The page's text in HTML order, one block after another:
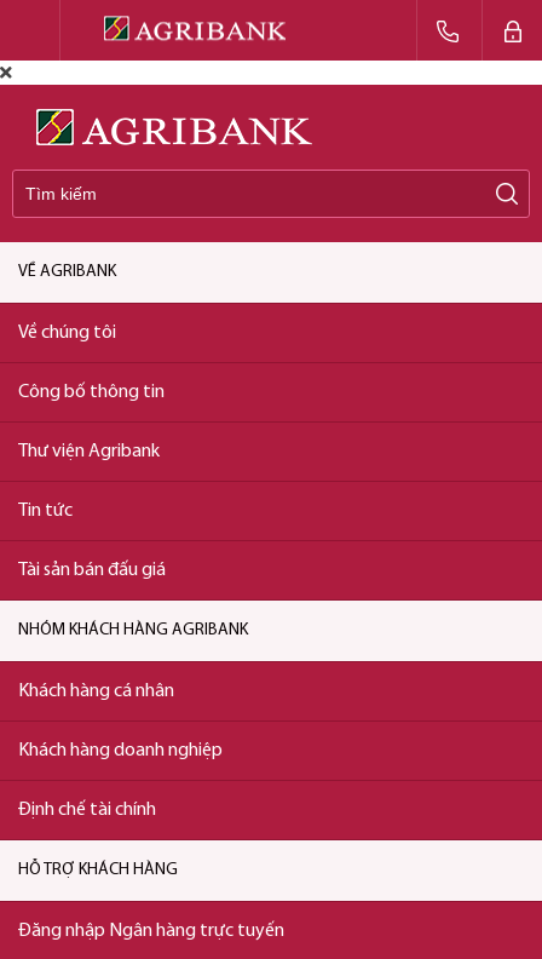
VỀ AGRIBANK
Về chúng tôi
Công bố thông tin
Thư viện Agribank
Tin tức
Tài sản bán đấu giá
NHÓM KHÁCH HÀNG AGRIBANK
Khách hàng cá nhân
Khách hàng doanh nghiệp
Định chế tài chính
HỖ TRỢ KHÁCH HÀNG
Đăng nhập Ngân hàng trực tuyến